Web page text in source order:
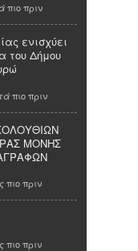
πιο πριν
ενισχύει
του Δήμου
πιο πριν
ΜΟΝΗΣ
πιο πριν
πιο πριν